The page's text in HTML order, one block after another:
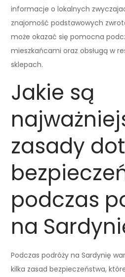
informacje o lokalnych
znajomość podstawowych
może okazać się pomocna
mieszkańcami oraz obsługą w
sklepach.
Jakie są
zasady
podczas
na
Podczas podróży na Sardynię
kilka zasad bezpieczeństwa,